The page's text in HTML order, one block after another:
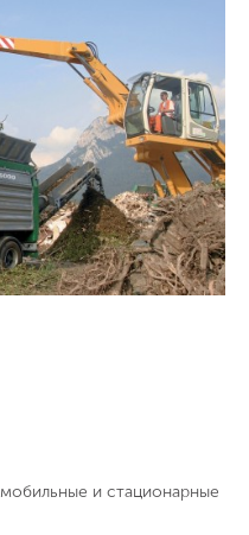
и стационарные